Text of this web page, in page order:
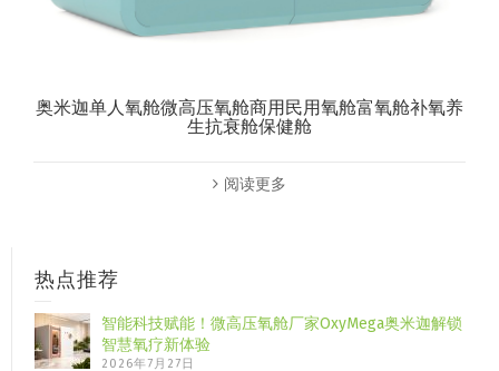
奥米迦单人氧舱微高压氧舱商用民用氧舱富氧舱补氧养
生抗衰舱保健舱
阅读更多
热点推荐
智能科技赋能！微高压氧舱厂家OxyMega奥米迦解锁
智慧氧疗新体验
2026年7月27日